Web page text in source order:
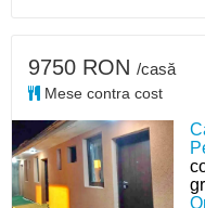
9750 RON /casă
Mese contra cost